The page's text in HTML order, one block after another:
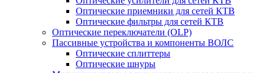
Оптические приемники для сетей КТВ
Оптические фильтры для сетей КТВ
Оптические переключатели (OLP)
Пассивные устройства и компоненты ВОЛС
Оптические сплиттеры
Оптические шнуры